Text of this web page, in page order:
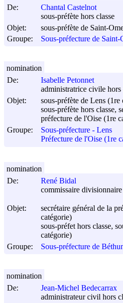
De:
Chantal Castelnot
sous-préfète hors classe
Objet:
sous-préfète de Saint-
Groupe:
Sous-préfecture de Saint-
De:
Isabelle Petonnet
administratrice civile hors
Objet:
sous-préfète de Lens (1re
sous-préfète hors classe,
préfecture de l'Oise (1re
Groupe:
Sous-préfecture - Lens
Préfecture de l'Oise (1re
nomination
De:
René Bidal
commissaire
Objet:
secrétaire général de la
catégorie)
sous-préfet hors classe,
catégorie)
Groupe:
Sous-préfecture de
nomination
De:
Jean-Michel Bedecarrax
administrateur civil hors
nomination